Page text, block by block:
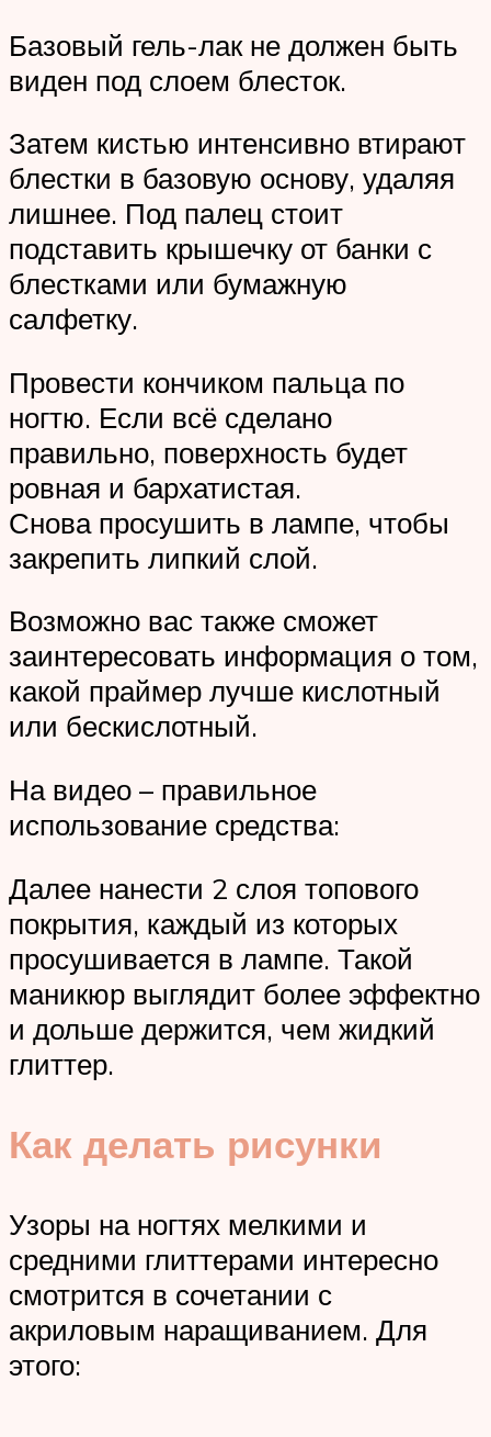
Базовый гель-лак не должен быть
виден под слоем блесток.
Затем кистью интенсивно втирают
блестки в базовую основу, удаляя
лишнее. Под палец стоит
подставить крышечку от банки с
блестками или бумажную
салфетку.
Провести кончиком пальца по
ногтю. Если всё сделано
правильно, поверхность будет
ровная и бархатистая.
Снова просушить в лампе, чтобы
закрепить липкий слой.
Возможно вас также сможет
заинтересовать информация о том,
какой праймер лучше кислотный
или бескислотный.
На видео – правильное
использование средства:
Далее нанести 2 слоя топового
покрытия, каждый из которых
просушивается в лампе. Такой
маникюр выглядит более эффектно
и дольше держится, чем жидкий
глиттер.
Как делать рисунки
Узоры на ногтях мелкими и
средними глиттерами интересно
смотрится в сочетании с
акриловым наращиванием. Для
этого: